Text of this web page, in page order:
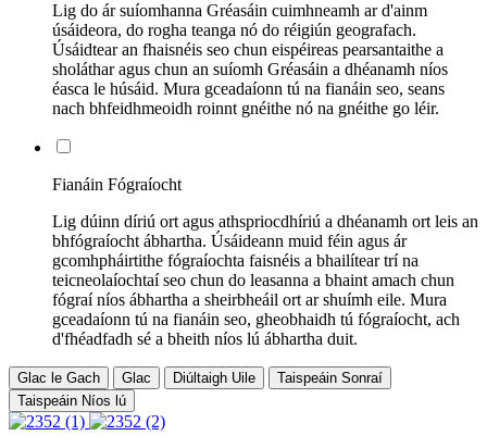
Lig do ár suíomhanna Gréasáin cuimhneamh ar d'ainm
úsáideora, do rogha teanga nó do réigiún geografach.
Úsáidtear an fhaisnéis seo chun eispéireas pearsantaithe a
sholáthar agus chun an suíomh Gréasáin a dhéanamh níos
éasca le húsáid. Mura gceadaíonn tú na fianáin seo, seans
nach bhfeidhmeoidh roinnt gnéithe nó na gnéithe go léir.
Fianáin Fógraíocht
Lig dúinn díriú ort agus athspriocdhíriú a dhéanamh ort leis an
bhfógraíocht ábhartha. Úsáideann muid féin agus ár
gcomhpháirtithe fógraíochta faisnéis a bhailítear trí na
teicneolaíochtaí seo chun do leasanna a bhaint amach chun
fógraí níos ábhartha a sheirbheáil ort ar shuímh eile. Mura
gceadaíonn tú na fianáin seo, gheobhaidh tú fógraíocht, ach
d'fhéadfadh sé a bheith níos lú ábhartha duit.
Glac le Gach Glac Diúltaigh Uile
Taispeáin Sonraí
Taispeáin Níos lú